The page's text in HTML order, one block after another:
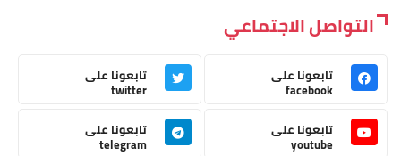
التواصل الاجتماعي
تابعونا على
facebook
تابعونا على
twitter
تابعونا على
youtube
تابعونا على
telegram